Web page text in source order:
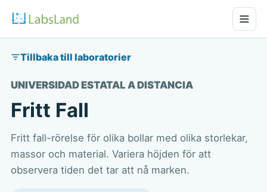
Tillbaka till laboratorier
UNIVERSIDAD ESTATAL A DISTANCIA
Fritt Fall
Fritt fall-rörelse för olika bollar med olika storlekar,
massor och material. Variera höjden för att
observera tiden det tar att nå marken.